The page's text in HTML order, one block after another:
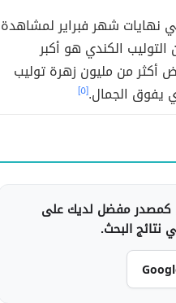
نهايات شهر فبراير لمشاهدة
الكندي هو أكبر
أكثر من مليون زهرة توليب
يفوق الجمال.[٥]
كمصدر مفضل لديك على
نتائج البحث.